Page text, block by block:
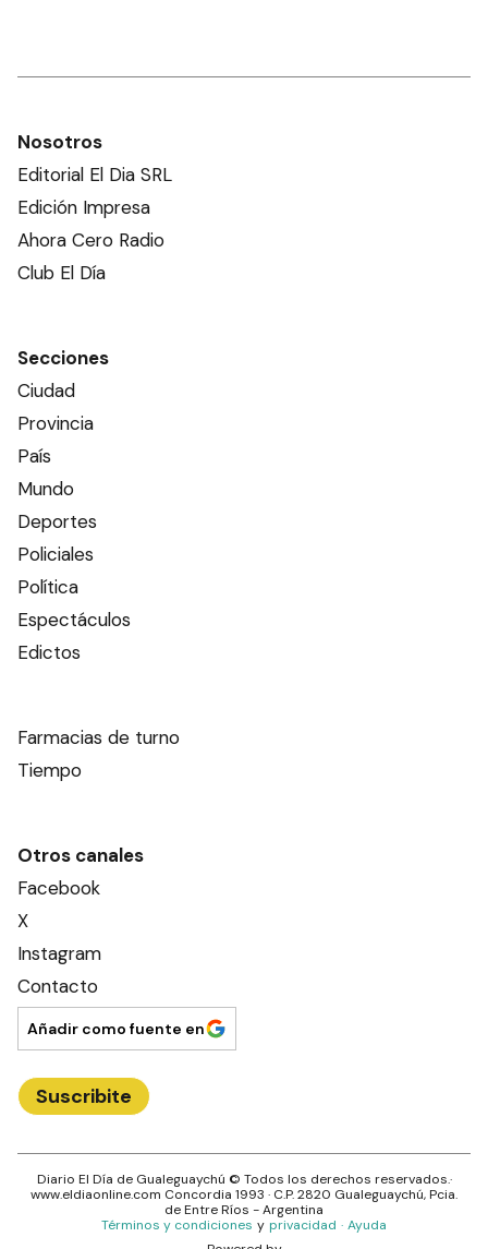
Nosotros
Editorial El Dia SRL
Edición Impresa
Ahora Cero Radio
Club El Día
Secciones
Ciudad
Provincia
País
Mundo
Deportes
Policiales
Política
Espectáculos
Edictos
Farmacias de turno
Tiempo
Otros canales
Facebook
X
Instagram
Contacto
Añadir como fuente en
Suscribite
Diario El Día de Gualeguaychú © Todos los derechos reservados.·
www.eldiaonline.com Concordia 1993 · C.P.2820 Gualeguaychú, Pcia.
deEntre Ríos - Argentina
Términos y condiciones y privacidad · Ayuda